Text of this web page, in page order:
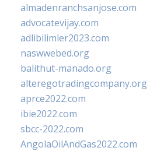
almadenranchsanjose.com
advocatevijay.com
adlibilimler2023.com
naswwebed.org
balithut-manado.org
alteregotradingcompany.org
aprce2022.com
ibie2022.com
sbcc-2022.com
AngolaOilAndGas2022.com